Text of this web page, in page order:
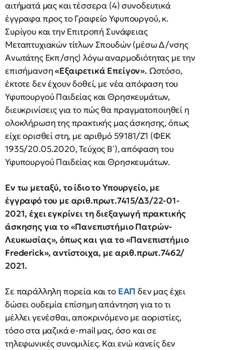
αιτήματά μας και τέσσερα (4) συνοδευτικά
έγγραφα προς το Γραφείο Υφυπουργού, κ.
Συρίγου και την Επιτροπή Συνάφειας
Μεταπτυχιακών τίτλων Σπουδών (μέσω Δ/νσης
Ανωτάτης Εκπ/σης) λόγω αναρμοδιότητας με την
επισήμανση«Εξαιρετικά Επείγον». Ωστόσο,
έκτοτε δεν έχουν δοθεί, με νέα απόφαση του
Υφυπουργού Παιδείας και Θρησκευμάτων,
διευκρινίσεις για το πώς θα πραγματοποιηθεί η
ολοκλήρωση της πρακτικής μας άσκησης, όπως
είχε ορισθεί στη, με αριθμό 59181/Ζ1 (ΦΕΚ
1935/20.05.2020, Τεύχος Β΄), απόφαση του
Υφυπουργού Παιδείας και Θρησκευμάτων.
Εν τω μεταξύ, το ίδιο το Υπουργείο, με
έγγραφό του με αριθ.πρωτ.7415/Δ3/22-01-
2021, έχει εγκρίνει τη διεξαγωγή πρακτικής
άσκησης για το «Πανεπιστήμιο Πατρών-
Λευκωσίας», όπως και για το «Πανεπιστήμιο
Frederick», αντίστοιχα, με αριθ.πρωτ.7462/
2021.
Σε παράλληλη πορεία και το ΕΑΠδεν μας έχει
δώσει ουδεμία επίσημη απάντηση για το τι
μέλλει γενέσθαι, αποκρινόμενο με αοριστίες,
τόσο στα μαζικά e-mail μας, όσο και σε
τηλεφωνικές συνομιλίες. Και ενώ κανείς δεν